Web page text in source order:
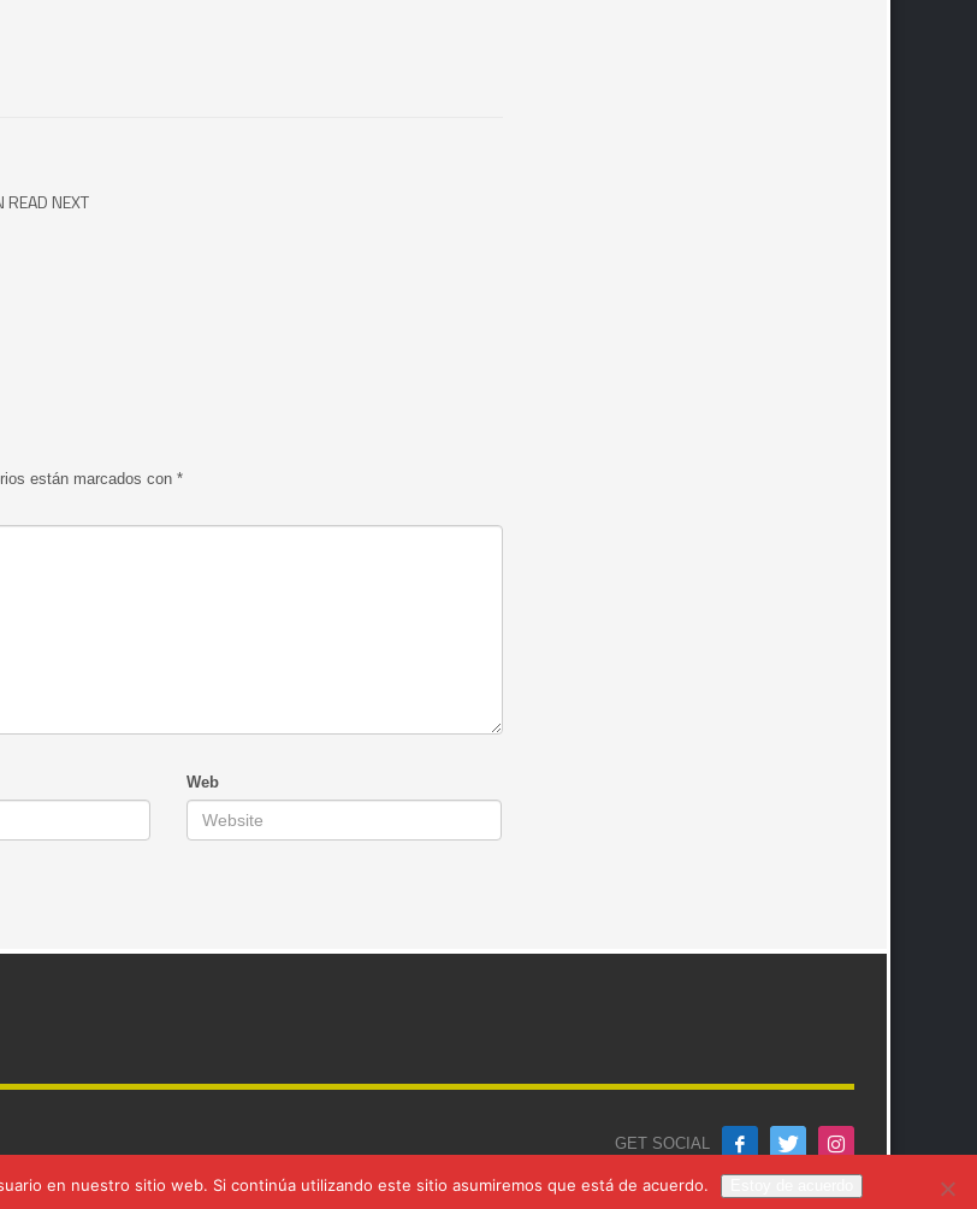
READ NEXT
están marcados con *
Web
GET SOCIAL
en nuestro sitio web. Si continúa utilizando este sitio asumiremos que está de acuerdo.